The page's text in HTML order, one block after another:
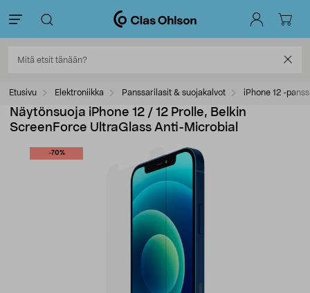
Etusivu Elektroniikka Panssarilasit & suojakalvot iPhone 12 -
Näytönsuoja iPhone 12 / 12 Prolle, Belkin
ScreenForce UltraGlass Anti-Microbial
-70%